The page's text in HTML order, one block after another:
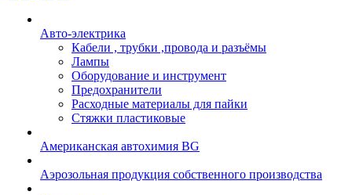
Авто-электрика
Кабели , трубки ,провода и разъёмы
Лампы
Оборудование и инструмент
Предохранители
Расходные материалы для пайки
Стяжки пластиковые
Американская автохимия BG
Аэрозольная продукция собственного производства